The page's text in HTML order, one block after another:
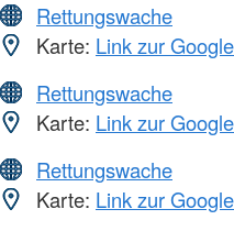
Rettungswache
Karte: Link zur
Rettungswache
Karte: Link zur
Rettungswache
Karte: Link zur